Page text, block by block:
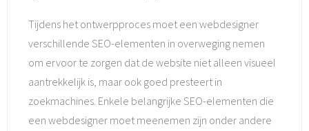
Tijdens het ontwerpproces moet een webdesigner
verschillende SEO-elementen in overweging nemen
om ervoor te zorgen dat de website niet alleen visueel
aantrekkelijk is, maar ook goed presteert in
zoekmachines. Enkele belangrijke SEO-elementen die
een webdesigner moet meenemen zijn onder andere